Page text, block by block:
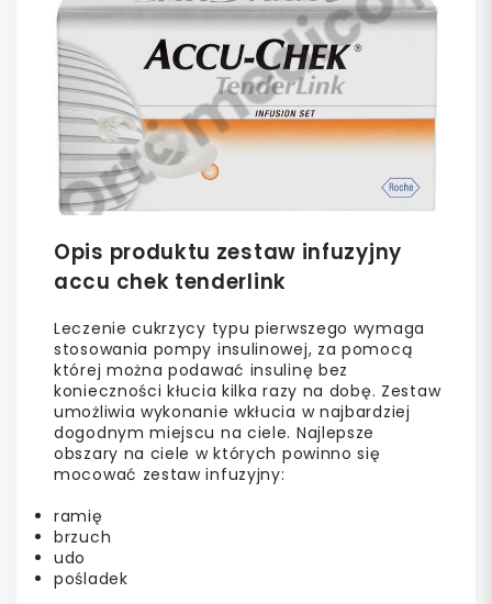
Opis produktu zestaw infuzyjny
accu chek tenderlink
Leczenie cukrzycy typu pierwszego wymaga
stosowania pompy insulinowej, za pomocą
której można podawać insulinę bez
konieczności kłucia kilka razy na dobę. Zestaw
umożliwia wykonanie wkłucia w najbardziej
dogodnym miejscu na ciele. Najlepsze
obszary na ciele w których powinno się
mocować zestaw infuzyjny:
ramię
brzuch
udo
pośladek